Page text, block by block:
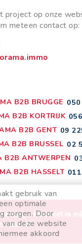
project op onze
meteen contact op:
B2B BRUGGE
B2B KORTRIJK
B2B GENT 09
B2B BRUSSEL 02
B2B ANTWERPEN
B2B HASSELT
disclaimer
cookiebeleid
gebruik van
optimale
zorgen. Door
deze website
akkoord